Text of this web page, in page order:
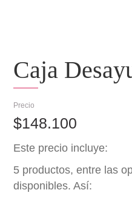
Caja
$148.100
Este precio incluye:
5 productos, entre las
disponibles. Así: